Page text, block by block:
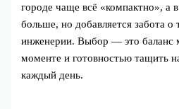
городе чаще всё «компактно», а
больше, но добавляется забота о
инженерии. Выбор — это баланс
моменте и готовностью тащить
каждый день.